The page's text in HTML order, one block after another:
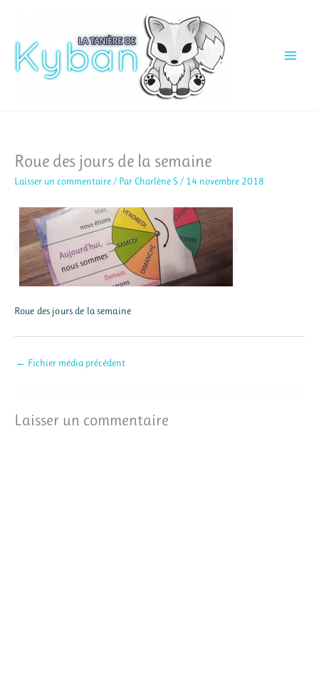
contenu
Roue des jours de la semaine
Laisser un commentaire / Par Charlène S / 14 novembre 2018
Roue des jours de la semaine
← Fichier média précédent
Laisser un commentaire